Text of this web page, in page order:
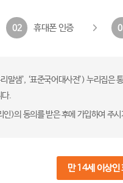
02 휴대폰 인증
말샘’, ‘표준국어대사전’) 누리집
다.
)의 동의를 받은 후에 가입하여 주
만 14세 이상인